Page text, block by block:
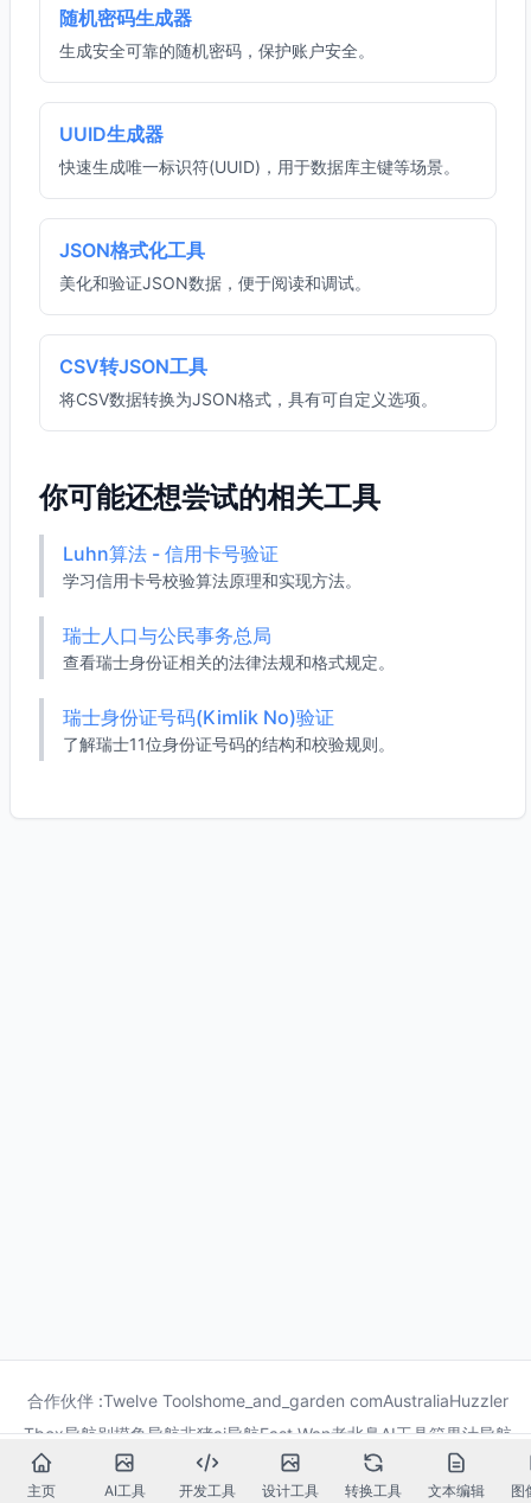
随机密码生成器
生成安全可靠的随机密码，保护账户安全。
UUID生成器
快速生成唯一标识符(UUID)，用于数据库主键等场景。
JSON格式化工具
美化和验证JSON数据，便于阅读和调试。
CSV转JSON工具
将CSV数据转换为JSON格式，具有可自定义选项。
你可能还想尝试的相关工具
Luhn算法 - 信用卡号验证
学习信用卡号校验算法原理和实现方法。
瑞士人口与公民事务总局
查看瑞士身份证相关的法律法规和格式规定。
瑞士身份证号码(Kimlik No)验证
了解瑞士11位身份证号码的结构和校验规则。
合作伙伴 :Twelve Toolshome_and_garden comAustraliaHuzzler
Tbox导航别摸鱼导航非猪ai导航Fast Wan老北鼻AI工具箱果汁导航
龙喵导航
主页 AI工具 开发工具 设计工具 转换工具 文本编辑 图